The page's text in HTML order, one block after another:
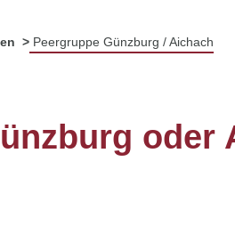
Peergruppe Günzburg / Aichach
oder